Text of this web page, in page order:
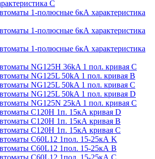
С
1-полюсные 6кА характеристика
1-полюсные 6кА характеристика
1-полюсные 6кА характеристика
NG125H 36kA 1 пол. кривая C
NG125L 50kA 1 пол. кривая B
NG125L 50kA 1 пол. кривая C
NG125L 50kA 1 пол. кривая D
NG125N 25kA 1 пол. кривая C
С120H 1п. 15кА кривая D
С120H 1п. 15кА кривая В
С120H 1п. 15кА кривая С
С60L12 1пол. 15-25кА K
С60L12 1пол. 15-25кА В
С60L12 1пол. 15-25кА С